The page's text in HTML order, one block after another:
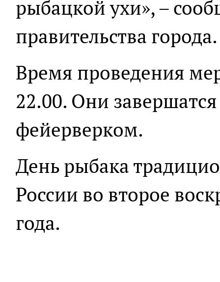
рыбацкой ухи», –
правительства города.
Время проведения
22.00. Они
фейерверком.
День рыбака
России во второе
года.